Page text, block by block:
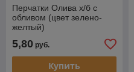
Перчатки Олива х/б с
обливом (цвет зелено-
желтый)
5,80 руб.
Купить